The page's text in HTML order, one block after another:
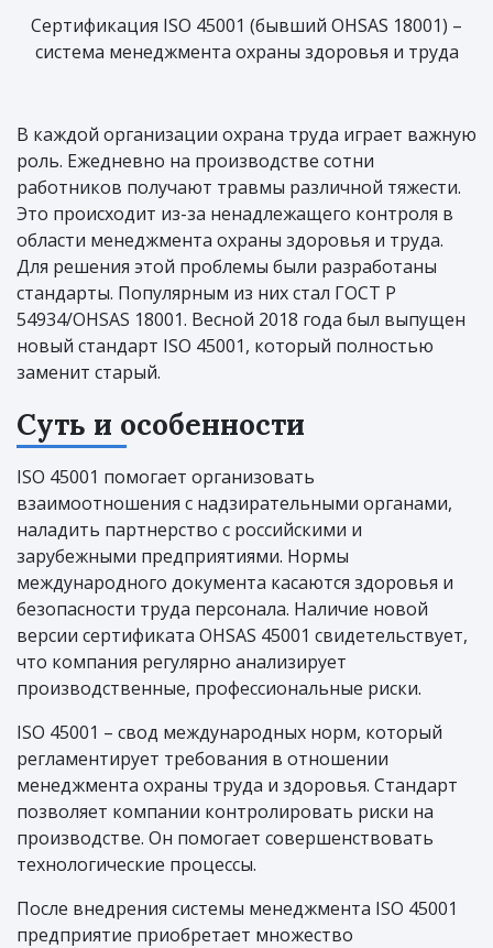
Сертификация ISO 45001 (бывший OHSAS 18001) –
система менеджмента охраны здоровья и труда
В каждой организации охрана труда играет важную
роль. Ежедневно на производстве сотни
работников получают травмы различной тяжести.
Это происходит из-за ненадлежащего контроля в
области менеджмента охраны здоровья и труда.
Для решения этой проблемы были разработаны
стандарты. Популярным из них стал ГОСТ Р
54934/OHSAS 18001. Весной 2018 года был выпущен
новый стандарт ISO 45001, который полностью
заменит старый.
Суть и особенности
ISO 45001 помогает организовать
взаимоотношения с надзирательными органами,
наладить партнерство с российскими и
зарубежными предприятиями. Нормы
международного документа касаются здоровья и
безопасности труда персонала. Наличие новой
версии сертификата OHSAS 45001 свидетельствует,
что компания регулярно анализирует
производственные, профессиональные риски.
ISO 45001 – свод международных норм, который
регламентирует требования в отношении
менеджмента охраны труда и здоровья. Стандарт
позволяет компании контролировать риски на
производстве. Он помогает совершенствовать
технологические процессы.
После внедрения системы менеджмента ISO 45001
предприятие приобретает множество